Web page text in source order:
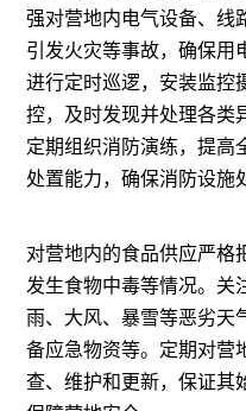
强对营地内电气设备、线
引发火灾等事故，确保用
进行定时巡逻，安装监控
控，及时发现并处理各类
定期组织消防演练，提高
处置能力，确保消防设施
对营地内的食品供应严格
发生食物中毒等情况。关
雨、大风、暴雪等恶劣天
备应急物资等。定期对营
查、维护和更新，保证其